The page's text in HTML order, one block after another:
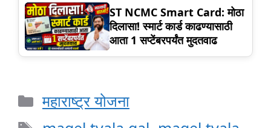
ST NCMC Smart Card: मोठा
दिलासा! स्मार्ट कार्ड काढण्यासाठी
आता 1 सप्टेंबरपर्यंत मुदतवाढ
Categories
महाराष्ट्र योजना